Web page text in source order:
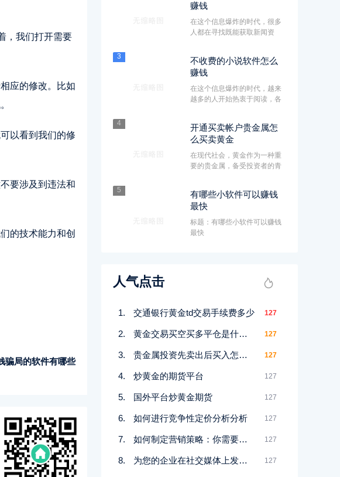
，我们打开需要
应的修改。比如
以看到我们的修
要涉及到违法和
的技术能力和创
骗局的软件有哪些
赚钱
在这个信息爆炸的时代，很多
人都在寻找既能获取新闻资
3
不收费的小说软件怎么
赚钱
在这个信息爆炸的时代，越来
越多的人开始热衷于阅读，各
4
开通买卖帐户贵金属怎
么买卖黄金
在现代社会，黄金作为一种重
要的贵金属，备受投资者的青
5
有哪些小软件可以赚钱
最快
标题：有哪些小软件可以赚钱
最快
人气点击
交通银行黄金td交易手续费多少 127
黄金交易买空买多平仓是什么意思 127
贵金属投资先卖出后买入怎么赚钱 127
炒黄金的期货平台 127
国外平台炒黄金期货 127
如何进行竞争性定价分析分析 127
如何制定营销策略：你需要知道的一切 127
为您的企业在社交媒体上发布什么 127